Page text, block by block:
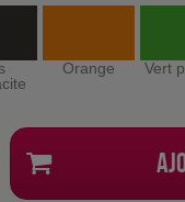
Orange Vert